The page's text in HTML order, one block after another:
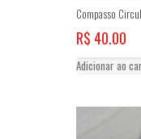
Compasso
R$ 40.00
Adicionar ao